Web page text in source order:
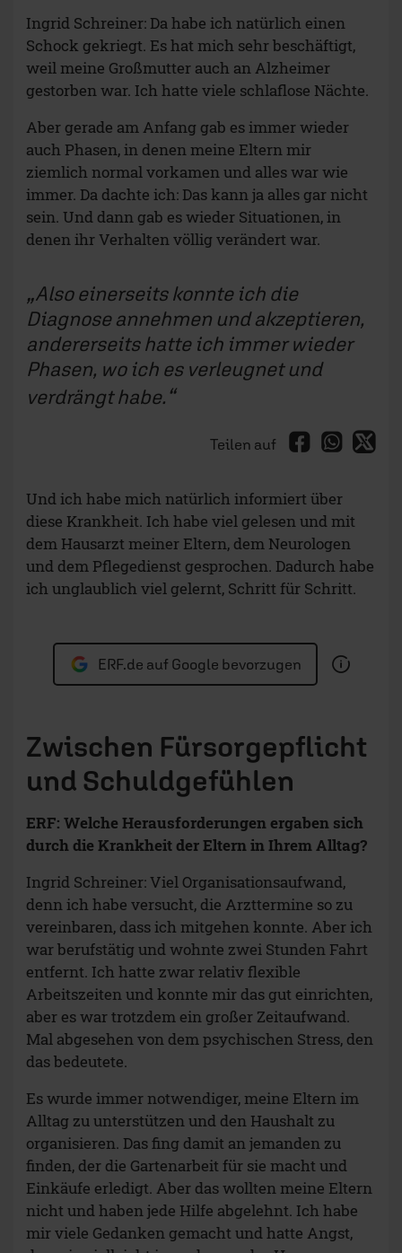
Ingrid Schreiner: Da habe ich natürlich einen
Schock gekriegt. Es hat mich sehr beschäftigt,
weil meine Großmutter auch an Alzheimer
gestorben war. Ich hatte viele schlaflose Nächte.
Aber gerade am Anfang gab es immer wieder
auch Phasen, in denen meine Eltern mir
ziemlich normal vorkamen und alles war wie
immer. Da dachte ich: Das kann ja alles gar nicht
sein. Und dann gab es wieder Situationen, in
denen ihr Verhalten völlig verändert war.
Also einerseits konnte ich die
Diagnose annehmen und akzeptieren,
andererseits hatte ich immer wieder
Phasen, wo ich es verleugnet und
verdrängt habe.
Teilen auf
Und ich habe mich natürlich informiert über
diese Krankheit. Ich habe viel gelesen und mit
dem Hausarzt meiner Eltern, dem Neurologen
und dem Pflegedienst gesprochen. Dadurch habe
ich unglaublich viel gelernt, Schritt für Schritt.
ERF.de auf Google bevorzugen
Zwischen Fürsorgepflicht
und Schuldgefühlen
ERF: Welche Herausforderungen ergaben sich
durch die Krankheit der Eltern in Ihrem Alltag?
Ingrid Schreiner: Viel Organisationsaufwand,
denn ich habe versucht, die Arzttermine so zu
vereinbaren, dass ich mitgehen konnte. Aber ich
war berufstätig und wohnte zwei Stunden Fahrt
entfernt. Ich hatte zwar relativ flexible
Arbeitszeiten und konnte mir das gut einrichten,
aber es war trotzdem ein großer Zeitaufwand.
Mal abgesehen von dem psychischen Stress, den
das bedeutete.
Es wurde immer notwendiger, meine Eltern im
Alltag zu unterstützen und den Haushalt zu
organisieren. Das fing damit an jemanden zu
finden, der die Gartenarbeit für sie macht und
Einkäufe erledigt. Aber das wollten meine Eltern
nicht und haben jede Hilfe abgelehnt. Ich habe
mir viele Gedanken gemacht und hatte Angst,